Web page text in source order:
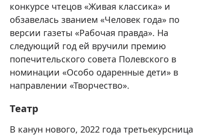
конкурсе чтецов «Живая классика» и
обзавелась званием «Человек года» по
версии газеты «Рабочая правда». На
следующий год ей вручили премию
попечительского совета Полевского в
номинации «Особо одаренные дети» в
направлении «Творчество».
Театр
В канун нового, 2022 года третьекурсница